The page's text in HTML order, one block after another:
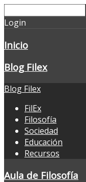
Login
Inicio
Blog Filex
Blog Filex
FilEx
Filosofía
Sociedad
Educación
Recursos
Aula de Filosofía